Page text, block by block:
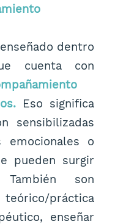
dentro
cuenta con
Eso significa
sensibilizadas
emocionales o
pueden surgir
son
práctica
enseñar